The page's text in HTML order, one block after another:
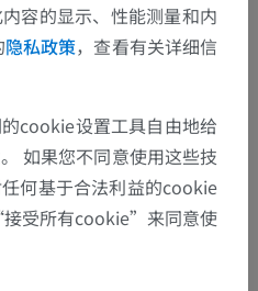
改进的建议。
容的显示、性能测量和内
隐私政策，查看有关详细信
cookie设置工具自由地给
如果您不同意使用这些技
何基于合法利益的cookie
受所有cookie”来同意使